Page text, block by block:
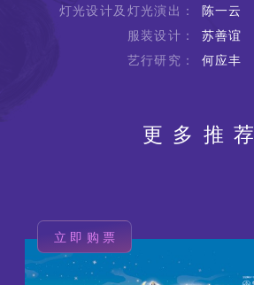
灯光设计及灯光演出：
陈一云
服装设计：
苏善谊
艺行研究：
何应丰
更多推荐
立即购票
图
像